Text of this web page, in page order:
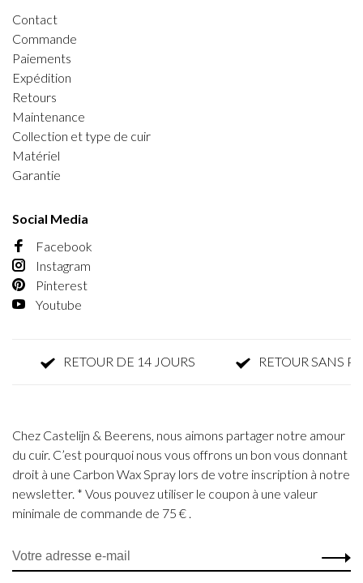
Contact
Commande
Paiements
Expédition
Retours
Maintenance
Collection et type de cuir
Matériel
Garantie
Social Media
Facebook
Instagram
Pinterest
Youtube
RETOUR DE 14 JOURS RETOUR SANS
Chez Castelijn & Beerens, nous aimons partager notre amour
du cuir. C’est pourquoi nous vous offrons un bon vous donnant
droit à une Carbon Wax Spray lors de votre inscription à notre
newsletter. * Vous pouvez utiliser le coupon à une valeur
minimale de commande de 75 € .